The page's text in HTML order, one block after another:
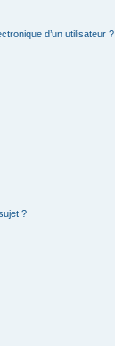
d’un utilisateur ?
?